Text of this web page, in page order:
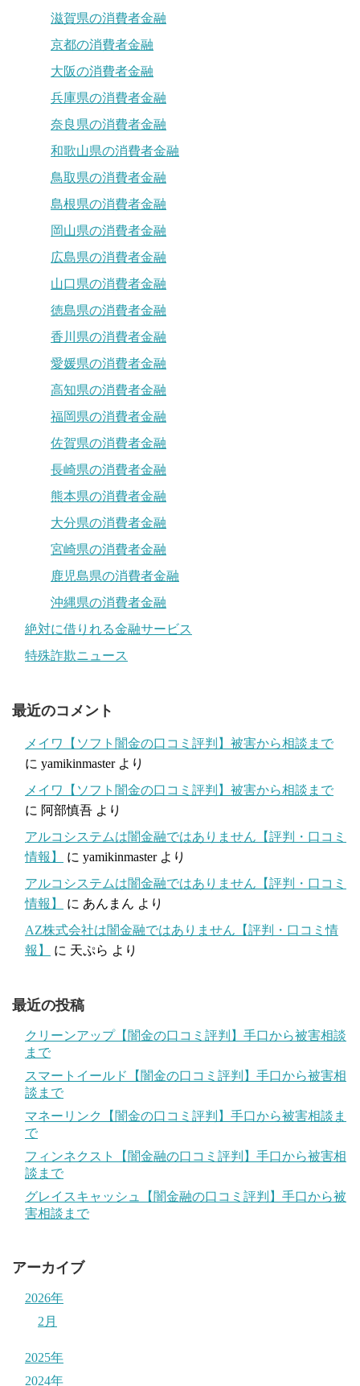
滋賀県の消費者金融
京都の消費者金融
大阪の消費者金融
兵庫県の消費者金融
奈良県の消費者金融
和歌山県の消費者金融
鳥取県の消費者金融
島根県の消費者金融
岡山県の消費者金融
広島県の消費者金融
山口県の消費者金融
徳島県の消費者金融
香川県の消費者金融
愛媛県の消費者金融
高知県の消費者金融
福岡県の消費者金融
佐賀県の消費者金融
長崎県の消費者金融
熊本県の消費者金融
大分県の消費者金融
宮崎県の消費者金融
鹿児島県の消費者金融
沖縄県の消費者金融
絶対に借りれる金融サービス
特殊詐欺ニュース
最近のコメント
メイワ【ソフト闇金の口コミ評判】被害から相談まで
に yamikinmasterより
メイワ【ソフト闇金の口コミ評判】被害から相談まで
に 阿部慎吾 より
アルコシステムは闇金融ではありません【評判・口コミ
情報】
に yamikinmasterより
アルコシステムは闇金融ではありません【評判・口コミ
情報】
に あんまん より
AZ株式会社は闇金融ではありません【評判・口コミ情
報】
に 天ぷら より
最近の投稿
クリーンアップ【闇金の口コミ評判】手口から被害相談
まで
スマートイールド【闇金の口コミ評判】手口から被害相
談まで
マネーリンク【闇金の口コミ評判】手口から被害相談ま
で
フィンネクスト【闇金融の口コミ評判】手口から被害相
談まで
グレイスキャッシュ【闇金融の口コミ評判】手口から被
害相談まで
アーカイブ
2026年
2月
2025年
2024年